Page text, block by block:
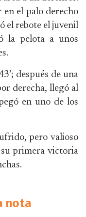
en el palo derecho
el rebote el juvenil
la pelota a unos
después de una
derecha, llegó al
en uno de los
pero valioso
primera victoria
nota